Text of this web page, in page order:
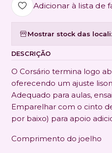
Adicionar à lista de
Mostrar stock das
DESCRIÇÃO
O Corsário termina logo
oferecendo um ajuste
Adequado para aulas,
Emparelhar com o cinto
por baixo) para apoio
Comprimento do joelho